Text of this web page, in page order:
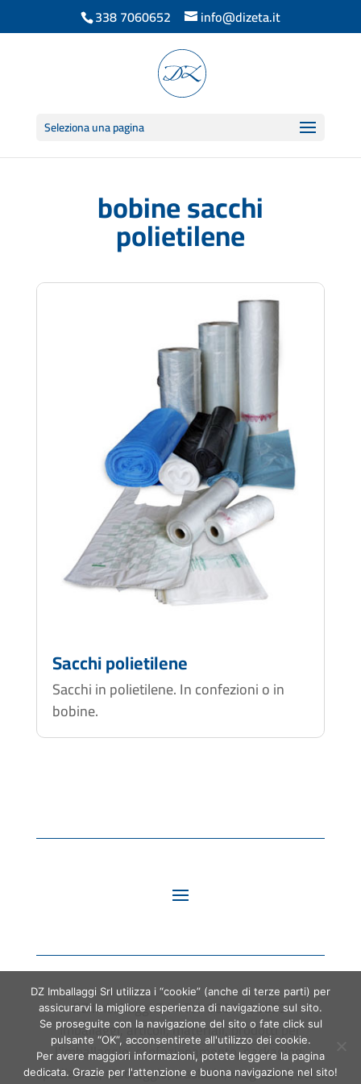
338 7060652 info@dizeta.it
Seleziona una pagina
bobine sacchi
polietilene
Sacchi polietilene
Sacchi in polietilene. In confezioni o in
bobine.
DZ Imballaggi Srl • Tel. 3387060652
Imballaggi, articoli, materiali, prodotti per
l’imballaggio, confezionamento, packaging,
spedizione, stoccaggio, traslochi, magazzini, etc…
DZ Imballaggi Srl utilizza i “cookie” (anche di terze parti) per
assicurarvi la migliore esperienza di navigazione sul sito.
Se proseguite con la navigazione del sito o fate click sul
pulsante “OK”, acconsentirete all'utilizzo dei cookie.
Per avere maggiori informazioni, potete leggere la pagina
dedicata. Grazie per l'attenzione e buona navigazione nel sito!